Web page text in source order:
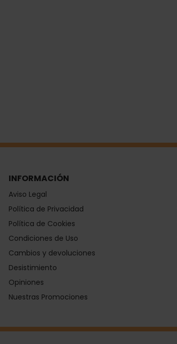
INFORMACIÓN
Aviso Legal
Política de Privacidad
Política de Cookies
Condiciones de Uso
Cambios y devoluciones
Desistimiento
Opiniones
Nuestras Promociones